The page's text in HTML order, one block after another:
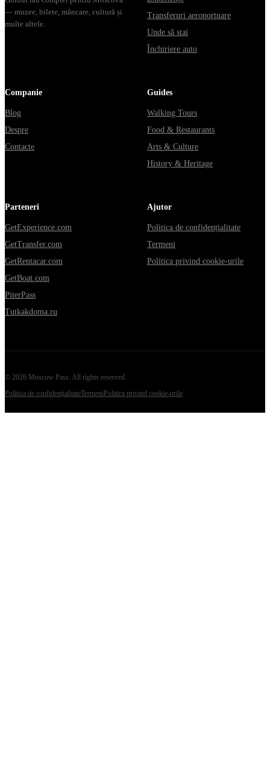
— muzee, bilete, mâncare, cultură și
multe altele.
Transferuri aeroportuare
Unde să stai
Închiriere auto
Companie
Blog
Despre
Contacte
Guides
Walking Tours
Food & Restaurants
Arts & Culture
History & Heritage
Parteneri
GetExperience.com
GetTransfer.com
GetRentacar.com
GetBoat.com
PiterPass
Tutkakdoma.ru
Ajutor
Politica de confidențialitate
Termeni
Politica privind cookie-urile
© 2026 Moscow Pass . All rights reserved.
Politica de confidențialitateTermeniPolitica privind cookie-urile